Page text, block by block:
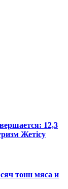
12,3
Жетісу
тонн мяса и